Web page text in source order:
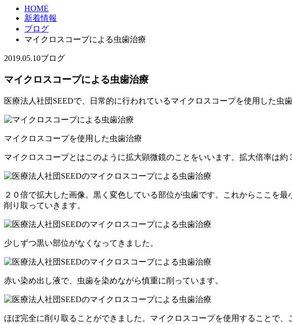
HOME
新着情報
ブログ
マイクロスコープによる虫歯治療
2019.05.10ブログ
マイクロスコープによる虫歯治療
医療法人社団SEEDで、日常的に行われているマイクロスコープを使用した虫
マイクロスコープを使用した虫歯治療
マイクロスコープとはこのように拡大顕微鏡のことをいいます。拡大倍率は約
２０倍で拡大した画像。黒く変色している部位が虫歯です。これからここを最
削り取っていきます。
少しずつ黒い部位がなくなってきました。
赤い染め出し液で、虫歯を染めながら慎重に削っています。
ほぼ完全に削り取ることができました。マイクロスコープを使用することで、